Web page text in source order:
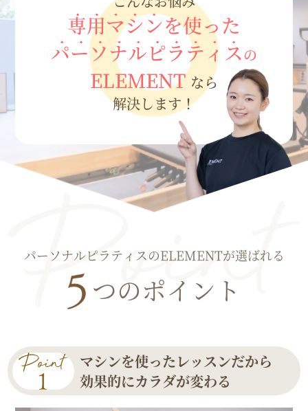
専用マシンを使った
パーソナルピラティスの
ELEMENTなら
解決します！
パーソナルピラティスのELEMENTが選ばれる
つのポイント
マシンを使ったレッスンだから
効果的にカラダが変わる